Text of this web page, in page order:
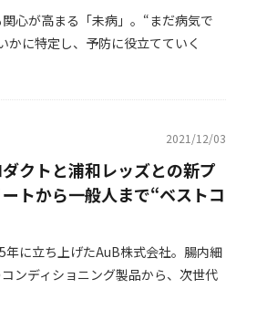
心が高まる「未病」。“まだ病気で
かに特定し、予防に役立てていく
2021/12/03
クトと浦和レッズとの新プ
トから一般人まで“ベストコ
に立ち上げたAuB株式会社。腸内細
ンディショニング製品から、次世代